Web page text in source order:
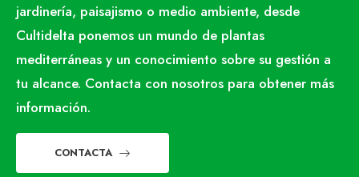
jardinería, paisajismo o medio ambiente, desde
Cultidelta ponemos un mundo de plantas
mediterráneas y un conocimiento sobre su gestión a
tu alcance. Contacta con nosotros para obtener más
información.
CONTACTA